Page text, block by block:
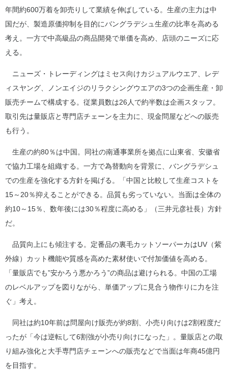
年間約600万着を卸売りして業績を伸ばしている。生産の主力は中
国だが、製造原価抑制を目的にバングラデシュ生産の比率を高める
考え。一方で中高級品の商品開発で単価を高め、店頭のニーズに応
える。
ニューズ・トレーディングはミセス向けカジュアルウエア、レデ
ィスヤング、ノンエイジのリラクシングウエアの3つの企画生産・卸
販売チームで構成する。従業員数は26人で約半数は企画スタッフ。
取引先は量販店と専門店チェーンを主力に、現金問屋などへの販売
も行う。
生産の約80％は中国。同社の南通事業所を拠点に山東省、安徽省
で協力工場を組織する。一方で為替動向を背景に、バングラデシュ
での生産を強化する方針を掲げる。「中国と比較して生産コストを
15～20％抑えることができる。品質も劣っていない。当面は全体の
約10～15％、数年後には30％程度に高める」（三井元彦社長）方針
だ。
品質向上にも傾注する。定番品の裏毛カットソーパーカはUV（紫
外線）カット機能や質感を高めた素材使いで付加価値を高める。
「量販店でも”安かろう悪かろう”の商品は避けられる。中国の工場
のレベルアップを図りながら、単価アップに見合う物作りに力を注
ぐ」考え。
同社は約10年前は問屋向け販売が約8割、小売り向けは2割程度だ
ったが「今は逆転して6割強が小売り向けになった」。量販店との取
り組み強化と大手専門店チェーンへの販売などで当面は年商45億円
を目指す。